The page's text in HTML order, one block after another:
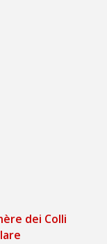
dei Colli